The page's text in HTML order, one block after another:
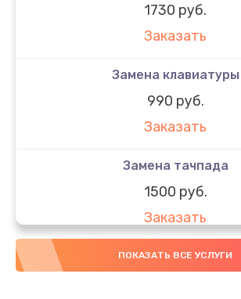
1730 руб.
Заказать
Замена клавиатуры
990 руб.
Заказать
Замена тачпада
1500 руб.
Заказать
Замена южного моста
ПОКАЗАТЬ ВСЕ УСЛУГИ